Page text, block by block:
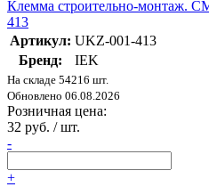
Клемма строительно-монтаж.
413
Артикул: UKZ-001-413
Бренд:
IEK
На складе 54216 шт.
Обновлено 06.08.2026
Розничная цена:
32 руб. / шт.
-
+